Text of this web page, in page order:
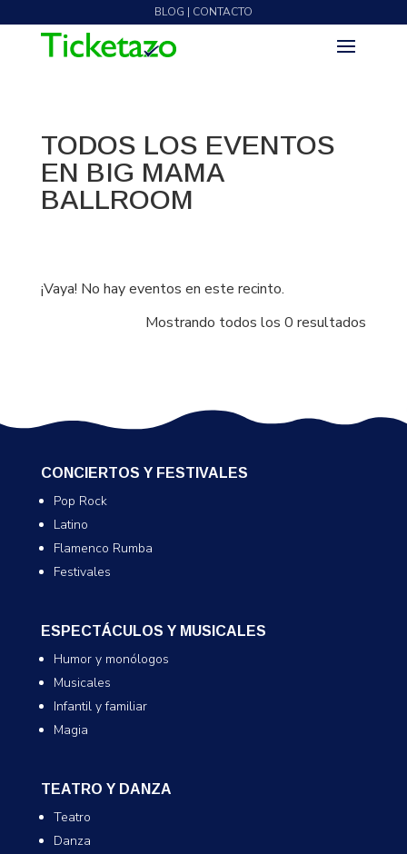
BLOG | CONTACTO
TODOS LOS EVENTOS
EN BIG MAMA
BALLROOM
¡Vaya! No hay eventos en este recinto.
Mostrando todos los 0 resultados
CONCIERTOS Y FESTIVALES
Pop Rock
Latino
Flamenco Rumba
Festivales
ESPECTÁCULOS Y MUSICALES
Humor y monólogos
Musicales
Infantil y familiar
Magia
TEATRO Y DANZA
Teatro
Danza